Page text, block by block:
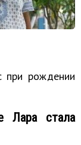
при рождении
Лара стала